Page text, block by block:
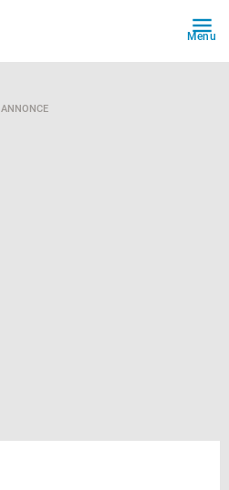
Menu
ANNONCE